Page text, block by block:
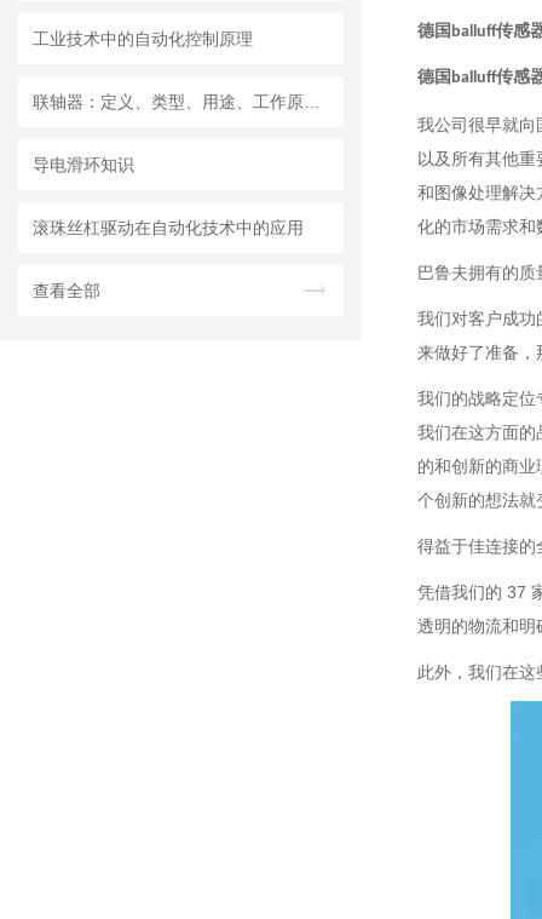
工业技术中的自动化控制原理
导电滑环知识
滚珠丝杠驱动在自动化技术中的应用
查看全部
德国balluff传感器
德国balluff传感器
我公司很早就向
以及所有其他
和图像处理解决
化的市场需求和
巴鲁夫拥有的
我们对客户成功
来做好了准备，
我们的战略定位
我们在这方面的
的和创新的商
个创新的想法就
得益于佳连接的
凭借我们的 37
透明的物流和明
此外，我们在